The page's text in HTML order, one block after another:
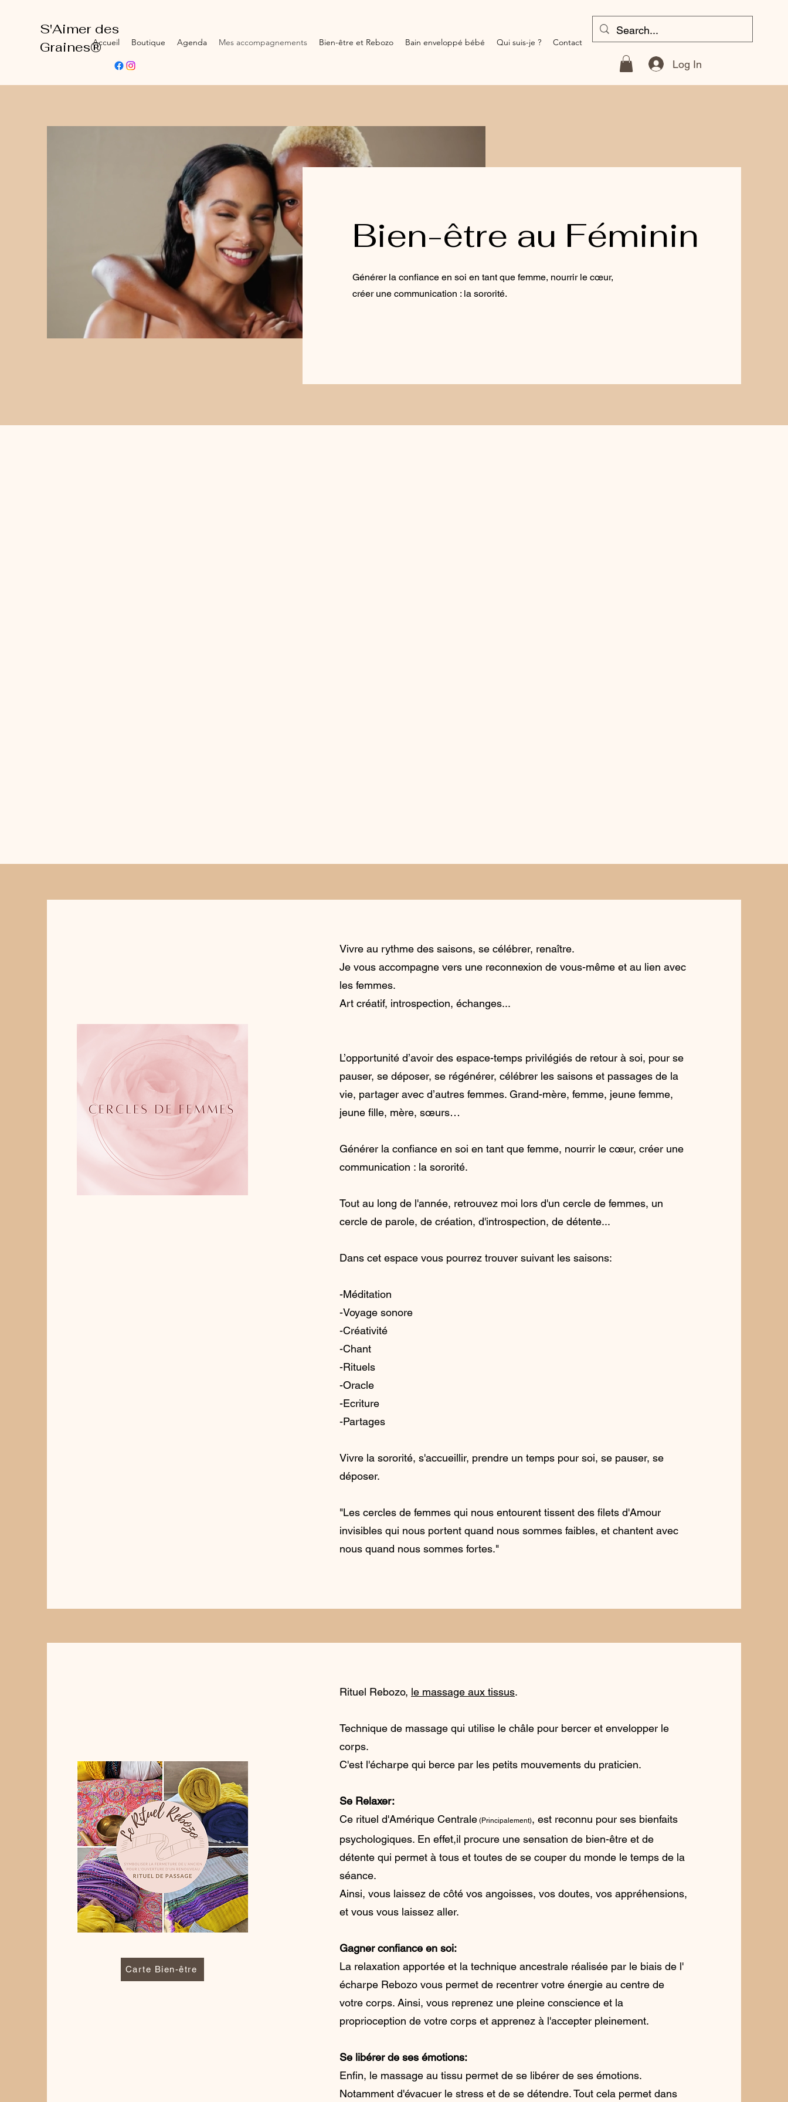
S'Aimer des
Graines®Accueil Boutique Agenda Mes accompagnements Bien-être et Rebozo Bain enveloppé bébé Qui suis-je ? Contact
Log In
Bien-être au Féminin
Générer la confiance en soi en tant que femme, nourrir le cœur,
créer une communication : la sororité.
Vivre au rythme des saisons, se célébrer, renaître.
Je vous accompagne vers une reconnexion de vous-même et au lien avec
les femmes.
Art créatif, introspection, échanges...
L’opportunité d’avoir des espace-temps privilégiés de retour à soi, pour se
pauser, se déposer, se régénérer, célébrer les saisons et passages de la
vie, partager avec d’autres femmes. Grand-mère, femme, jeune femme,
jeune fille, mère, sœurs…
Générer la confiance en soi en tant que femme, nourrir le cœur, créer une
communication : la sororité.
Tout au long de l'année, retrouvez moi lors d'un cercle de femmes, un
cercle de parole, de création, d'introspection, de détente...
Dans cet espace vous pourrez trouver suivant les saisons:
-Méditation
-Voyage sonore
-Créativité
-Chant
-Rituels
-Oracle
-Ecriture
-Partages
Vivre la sororité, s'accueillir, prendre un temps pour soi, se pauser, se
déposer.
"Les cercles de femmes qui nous entourent tissent des filets d'Amour
invisibles qui nous portent quand nous sommes faibles, et chantent avec
nous quand nous sommes fortes."
Carte Bien-être
Rituel Rebozo, le massage aux tissus.
Technique de massage qui utilise le châle pour bercer et envelopper le
corps.
C'est l'écharpe qui berce par les petits mouvements du praticien.
Se Relaxer:
Ce rituel d'Amérique Centrale (Principalement), est reconnu pour ses bienfaits
psychologiques. En effet,il procure une sensation de bien-être et de
détente qui permet à tous et toutes de se couper du monde le temps de la
séance.
Ainsi, vous laissez de côté vos angoisses, vos doutes, vos appréhensions,
et vous vous laissez aller.
Gagner confiance en soi:
La relaxation apportée et la technique ancestrale réalisée par le biais de l'
écharpe Rebozo vous permet de recentrer votre énergie au centre de
votre corps. Ainsi, vous reprenez une pleine conscience et la
proprioception de votre corps et apprenez à l'accepter pleinement.
Se libérer de ses émotions:
Enfin, le massage au tissu permet de se libérer de ses émotions.
Notamment d'évacuer le stress et de se détendre. Tout cela permet dans